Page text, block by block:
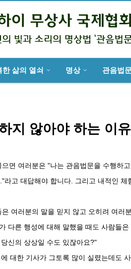
한 삶의 열쇠 명상 관음법
지 않아야 하는 이유
면 여러분은 "나는 관음법문을 수행하
라고 대답해야 합니다. 그리고 내적인
여러분의 말을 믿지 않고 오히려 여러
다른 행성에 대해 말했을 때도 사람들
신의 상상일 수도 있잖아요?"
대한 기사가 그토록 많이 실렸는데도